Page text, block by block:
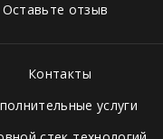
Оставьте отзыв
Контакты
услуги